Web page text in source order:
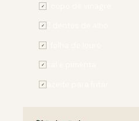
✓
✓
✓
✓
✓